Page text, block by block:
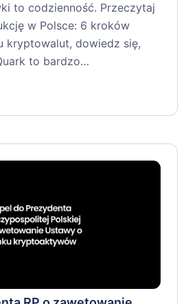
to codzienność. Przeczytaj
w Polsce: 6 kroków
kryptowalut, dowiedz się,
to bardzo…